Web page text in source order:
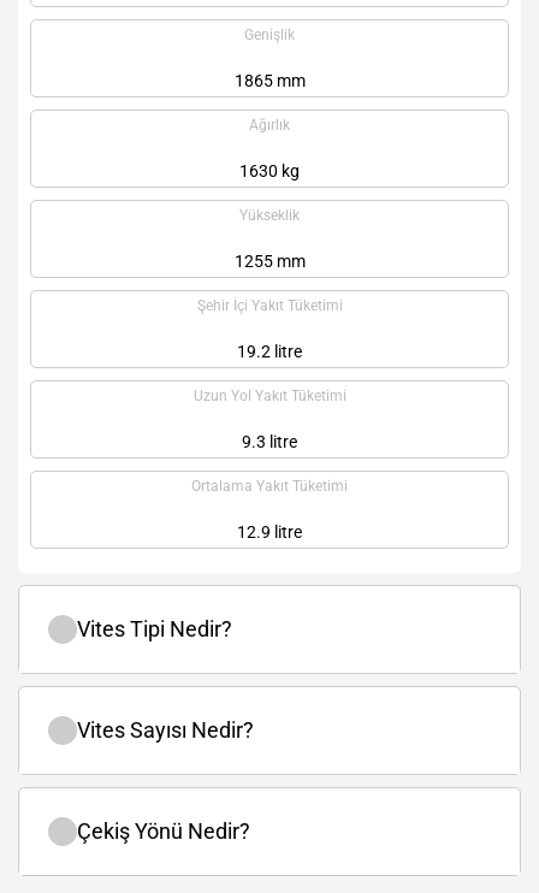
Genişlik
1865 mm
Ağırlık
1630 kg
Yükseklik
1255 mm
Şehir İçi Yakıt Tüketimi
19.2 litre
Uzun Yol Yakıt Tüketimi
9.3 litre
Ortalama Yakıt Tüketimi
12.9 litre
Vites Tipi Nedir?
Vites Sayısı Nedir?
Çekiş Yönü Nedir?